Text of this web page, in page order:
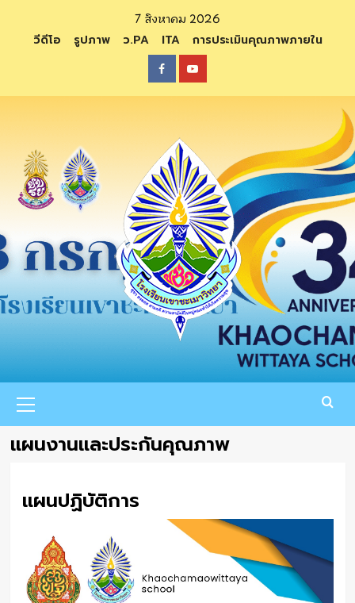
content
7 สิงหาคม 2026
วีดีโอ รูปภาพ ว.PA ITA การประเมินคุณภาพภายใน
FacebookYoutube
Menu
แผนงานและประกันคุณภาพ
แผนปฏิบัติการ